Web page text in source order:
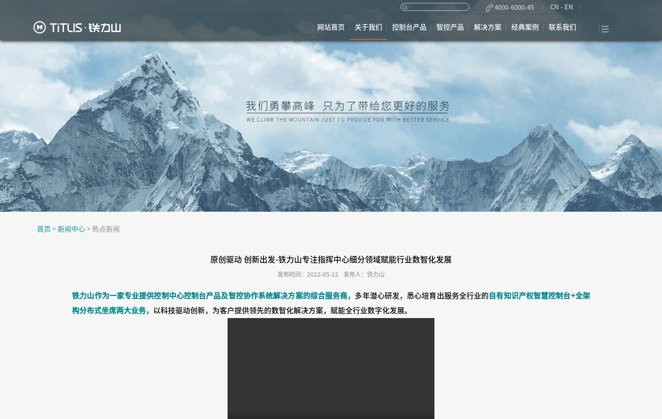
4000-6000-45 CN - EN
网站首页 关于我们 控制台产品 智控产品 解决方案 经典案例 联系我们
首页 > 新闻中心> 热点新闻
原创驱动 创新出发-铁力山专注指挥中心细分领域赋能行业数智化发展
发布时间：2022-05-12 发布人：铁力山
铁力山作为一家专业提供控制中心控制台产品及智控协作系统解决方案的综合服务商， 多年潜心研发，悉心培育出服务全行业的 自有知识产权智慧控制台+全架
构分布式坐席两大业务， 以科技驱动创新，为客户提供领先的数智化解决方案，赋能全行业数字化发展。